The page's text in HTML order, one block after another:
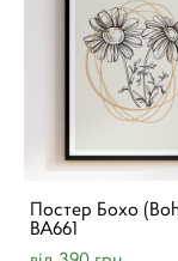
Постер Бохо
BA661